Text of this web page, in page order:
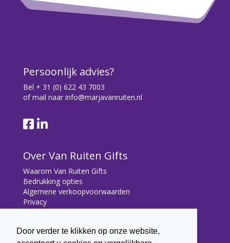
Door verder te klikken op onze website,
Persoonlijk advies?
Bel + 31 (0) 622 43 7003
of mail naar info@marjavanruiten.nl
Over Van Ruiten Gifts
Waarom Van Ruiten Gifts
Bedrukking opties
Algemene verkoopvoorwaarden
Privacy
Contact
Contact